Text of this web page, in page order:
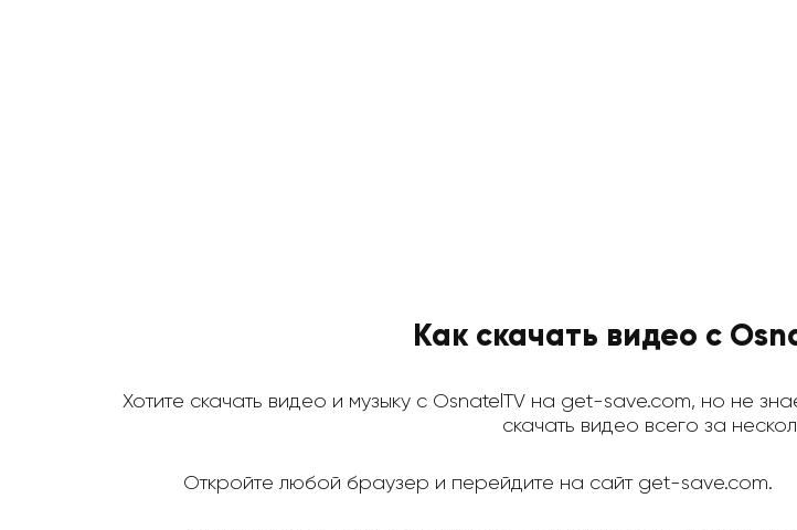
Как скачать видео с
Хотите скачать видео и музыку с OsnatelTV на get-save.com, но не
скачать видео всего за
Откройте любой браузер и перейдите на сайт get-save.com.